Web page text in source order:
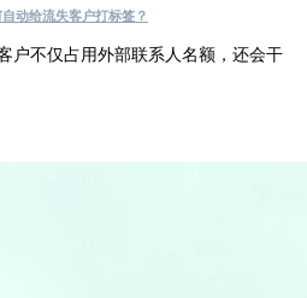
动给流失客户打标签？
户不仅占用外部联系人名额，还会干